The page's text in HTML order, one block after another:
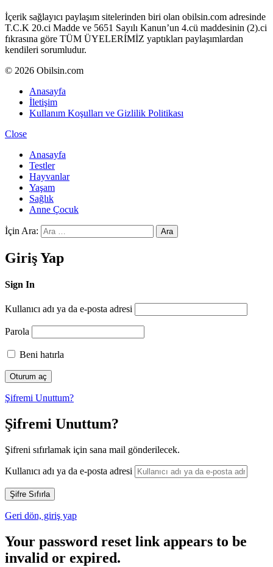
İçerik sağlayıcı paylaşım sitelerinden biri olan obilsin.com adresinde
T.C.K 20.ci Madde ve 5651 Sayılı Kanun’un 4.cü maddesinin (2).ci
fıkrasına göre TÜM ÜYELERİMİZ yaptıkları paylaşımlardan
kendileri sorumludur.
© 2026 Obilsin.com
Anasayfa
İletişim
Kullanım Koşulları ve Gizlilik Politikası
Close
Anasayfa
Testler
Hayvanlar
Yaşam
Sağlık
Anne Çocuk
İçin Ara: Ara
Giriş Yap
Sign In
Kullanıcı adı ya da e-posta adresi
Parola
Beni hatırla
Şifremi Unuttum?
Şifremi Unuttum?
Şifreni sıfırlamak için sana mail gönderilecek.
Kullanıcı adı ya da e-posta adresi
Geri dön, giriş yap
Your password reset link appears to be
invalid or expired.